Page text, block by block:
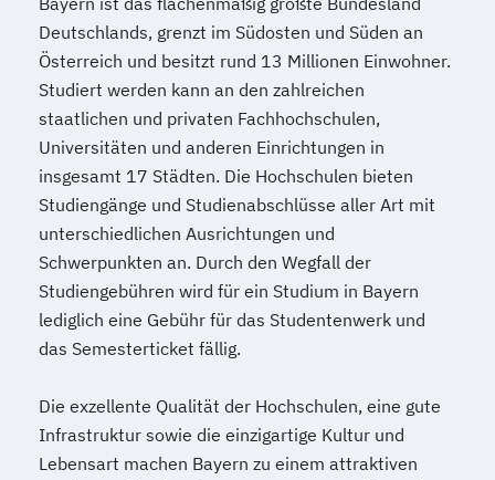
Recruiter*in
Referent*in Interkulturelle
Wirtschaftskommunikation
Referent*in International Business
Communication English
Referent*in International Business
Communication English/French
Referent*in Wirtschaftsrecht
Regelungstechnik
Salesmanager*in
Schulbegleiter*in
Senior Manager*in
Spanisch Sprachkurs A1
Spanisch Sprachkurs B1
Spanisch Sprachkurs B2
Spanisch Sprachkurs C1
Deutschlands, grenzt im Südosten und Süden an
Österreich und besitzt rund 13 Millionen Einwohner.
Studiert werden kann an den zahlreichen
staatlichen und privaten Fachhochschulen,
Universitäten und anderen Einrichtungen in
insgesamt 17 Städten. Die Hochschulen bieten
Studiengänge und Studienabschlüsse aller Art mit
unterschiedlichen Ausrichtungen und
Schwerpunkten an. Durch den Wegfall der
Studiengebühren wird für ein Studium in Bayern
lediglich eine Gebühr für das Studentenwerk und
das Semesterticket fällig.
Die exzellente Qualität der Hochschulen, eine gute
Infrastruktur sowie die einzigartige Kultur und
Lebensart machen Bayern zu einem attraktiven